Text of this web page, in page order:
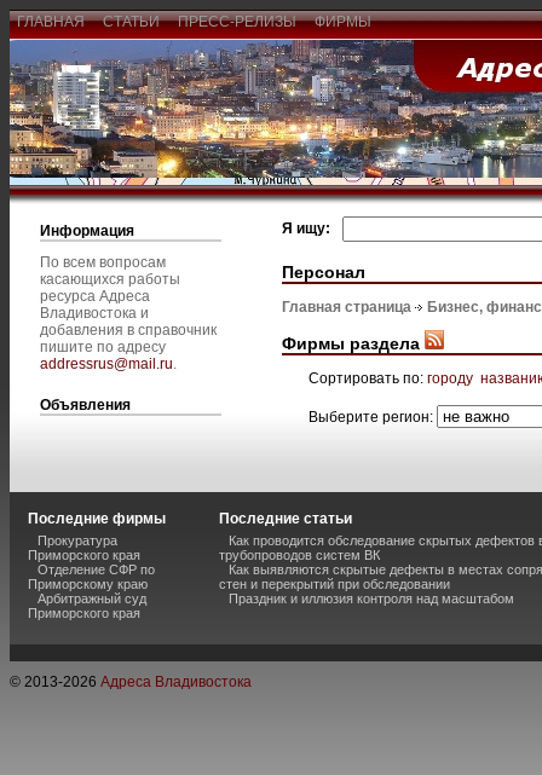
ГЛАВНАЯ СТАТЬИ ПРЕСС-РЕЛИЗЫ ФИРМЫ
Информация
По всем вопросам
касающихся работы
ресурса Адреса
Владивостока и
добавления в справочник
пишите по адресу
addressrus@mail.ru.
Объявления
Я ищу:
Персонал
Главная страница Бизнес,
Фирмы раздела
Сортировать по: городу
Выберите регион:
Последние фирмы
Прокуратура
Приморского края
Отделение СФР по
Приморскому краю
Арбитражный суд
Приморского края
Последние статьи
Как проводится обследование скрытых дефектов
трубопроводов систем ВК
Как выявляются скрытые дефекты в местах
стен и перекрытий при обследовании
Праздник и иллюзия контроля над масштабом
© 2013-2026 Адреса Владивостока